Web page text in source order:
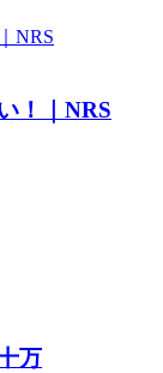
！｜NRS
万